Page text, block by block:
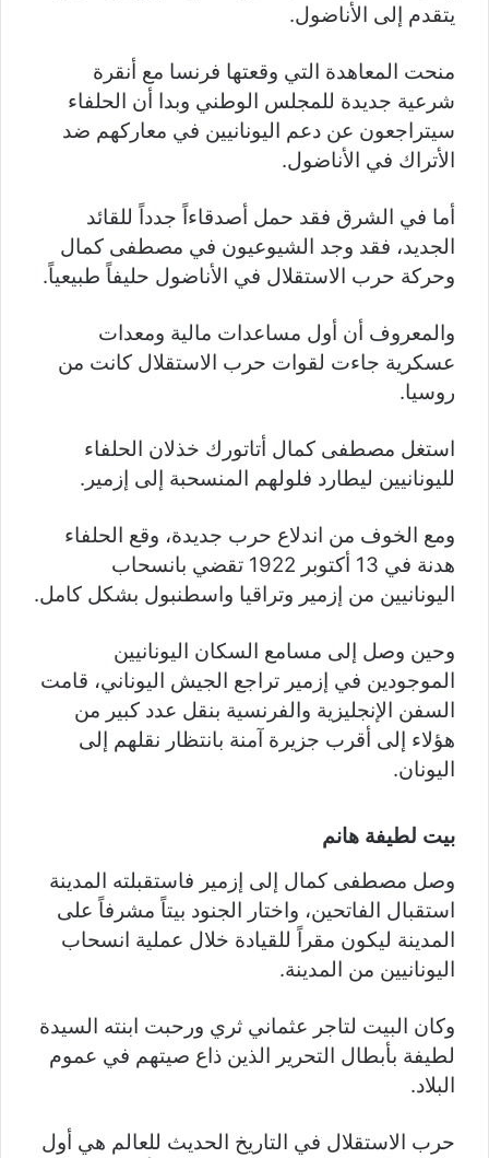
يتقدم إلى الأناضول.
منحت المعاهدة التي وقعتها فرنسا مع أنقرة
شرعية جديدة للمجلس الوطني وبدا أن الحلفاء
سيتراجعون عن دعم اليونانيين في معاركهم ضد
الأتراك في الأناضول.
أما في الشرق فقد حمل أصدقاءاً جدداً للقائد
الجديد، فقد وجد الشيوعيون في مصطفى كمال
وحركة حرب الاستقلال في الأناضول حليفاً طبيعياً.
والمعروف أن أول مساعدات مالية ومعدات
عسكرية جاءت لقوات حرب الاستقلال كانت من
روسيا.
استغل مصطفى كمال أتاتورك خذلان الحلفاء
لليونانيين ليطارد فلولهم المنسحبة إلى إزمير.
ومع الخوف من اندلاع حرب جديدة، وقع الحلفاء
هدنة في 13 أكتوبر 1922 تقضي بانسحاب
اليونانيين من إزمير وتراقيا واسطنبول بشكل كامل.
وحين وصل إلى مسامع السكان اليونانيين
الموجودين في إزمير تراجع الجيش اليوناني، قامت
السفن الإنجليزية والفرنسية بنقل عدد كبير من
هؤلاء إلى أقرب جزيرة آمنة بانتظار نقلهم إلى
اليونان.
بيت لطيفة هانم
وصل مصطفى كمال إلى إزمير فاستقبلته المدينة
استقبال الفاتحين، واختار الجنود بيتاً مشرفاً على
المدينة ليكون مقراً للقيادة خلال عملية انسحاب
اليونانيين من المدينة.
وكان البيت لتاجر عثماني ثري ورحبت ابنته السيدة
لطيفة بأبطال التحرير الذين ذاع صيتهم في عموم
البلاد.
حرب الاستقلال في التاريخ الحديث للعالم هي أول